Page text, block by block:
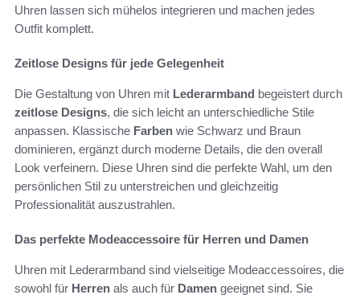
Uhren lassen sich mühelos integrieren und machen jedes
Outfit komplett.
Zeitlose Designs für jede Gelegenheit
Die Gestaltung von Uhren mit Lederarmband begeistert durch
zeitlose Designs, die sich leicht an unterschiedliche Stile
anpassen. Klassische Farben wie Schwarz und Braun
dominieren, ergänzt durch moderne Details, die den overall
Look verfeinern. Diese Uhren sind die perfekte Wahl, um den
persönlichen Stil zu unterstreichen und gleichzeitig
Professionalität auszustrahlen.
Das perfekte Modeaccessoire für Herren und Damen
Uhren mit Lederarmband sind vielseitige Modeaccessoires, die
sowohl für Herren als auch für Damen geeignet sind. Sie